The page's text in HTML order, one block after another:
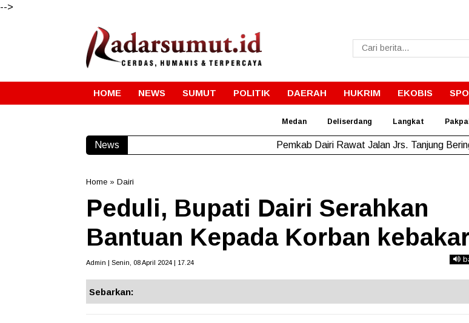
-->
HOME NEWS SUMUT POLITIK DAERAH HUKRIM EKOBIS
Medan Deliserdang Langkat
News Pemkab Dairi Rawat Jalan Jrs. Tanjung
Home » Dairi
Peduli, Bupati Dairi Serahkan
Bantuan Kepada Korban
Admin | Senin, 08 April 2024 | 17.24
Sebarkan: